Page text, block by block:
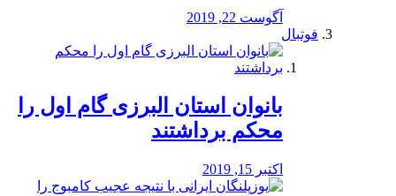
آگوست 22, 2019
فوتبال
بانوان استان البرزی گام اول را
محكم برداشتند
اکتبر 15, 2019